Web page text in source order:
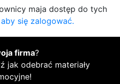
maja dostęp do tych
się zalogować.
firma?
jak odebrać materiały